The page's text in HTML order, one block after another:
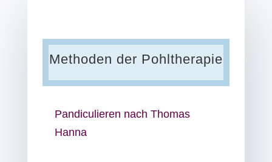
Methoden der Pohltherapie
Pandiculieren nach Thomas
Hanna